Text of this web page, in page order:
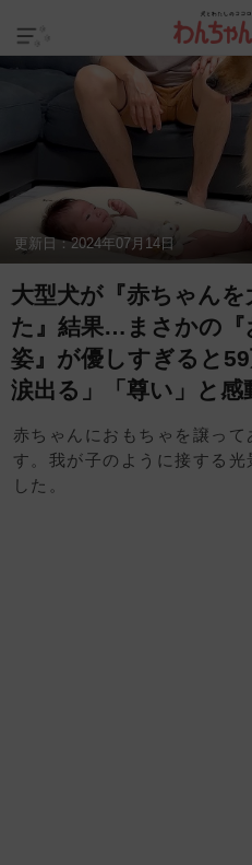
更新日：2024年07月14日
大型犬が『赤ちゃん
た』結果…まさかの『
姿』が優しすぎると
涙出る」「尊い」と感
赤ちゃんにおもちゃを譲っ
す。我が子のように接する光
した。